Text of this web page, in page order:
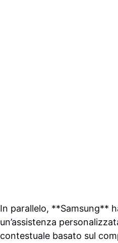
In parallelo, **Samsung**
un’assistenza
contestuale basato sul